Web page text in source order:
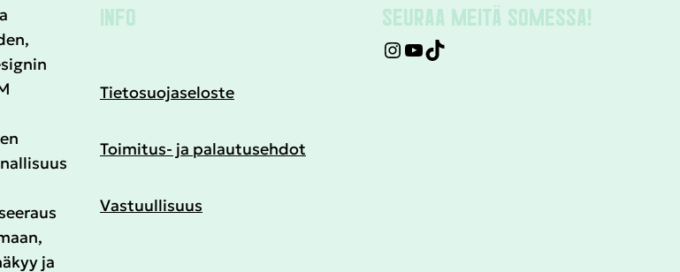
ja
INFO
Tietosuojaseloste
Toimitus- ja palautusehdot
Vastuullisuus
SEURAA MEITÄ SOMESSA!